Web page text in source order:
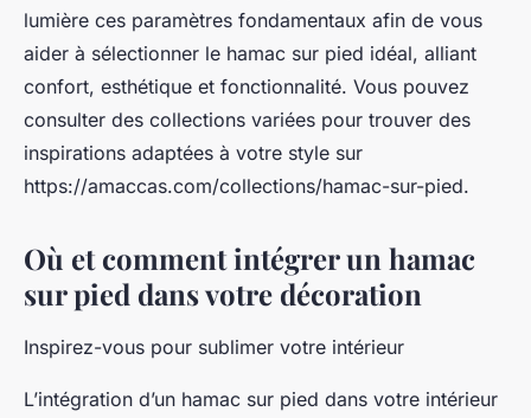
lumière ces paramètres fondamentaux afin de vous
aider à sélectionner le hamac sur pied idéal, alliant
confort, esthétique et fonctionnalité. Vous pouvez
consulter des collections variées pour trouver des
inspirations adaptées à votre style sur
https://amaccas.com/collections/hamac-sur-pied.
Où et comment intégrer un hamac
sur pied dans votre décoration
Inspirez-vous pour sublimer votre intérieur
L’intégration d’un hamac sur pied dans votre intérieur